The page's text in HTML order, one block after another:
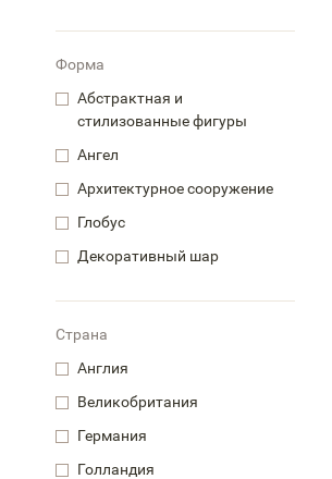
Форма
Абстрактная и
стилизованные фигуры
Ангел
Архитектурное сооружение
Глобус
Декоративный шар
Страна
Англия
Великобритания
Германия
Голландия